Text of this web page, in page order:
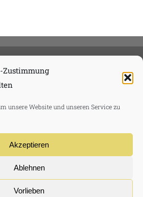
Zustimmung
unsere Website und unseren Service zu
Akzeptieren
Ablehnen
Vorlieben
2020 |Datenschutzerklärung
| Haftungsausschluss